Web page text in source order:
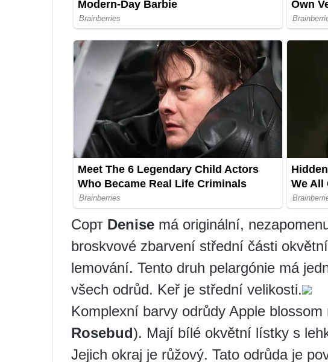
Сорт Denise má originální,
broskvové zbarvení střední části
lemování. Tento druh pelargónie má
všech odrůd. Keř je střední velikosti.
Komplexní barvy odrůdy Apple blossom
Rosebud). Mají bílé okvětní lístky s
Jejich okraj je růžový. Tato odrůda je